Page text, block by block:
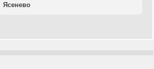
Ясенево